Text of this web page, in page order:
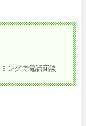
ングで電話面談